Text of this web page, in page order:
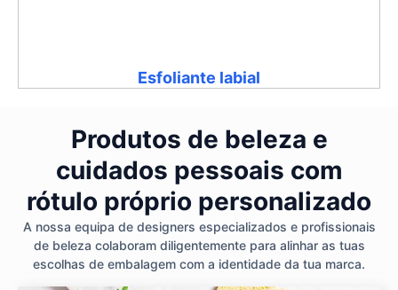
Esfoliante labial
Produtos de beleza e
cuidados pessoais com
rótulo próprio personalizado
A nossa equipa de designers especializados e profissionais
de beleza colaboram diligentemente para alinhar as tuas
escolhas de embalagem com a identidade da tua marca.